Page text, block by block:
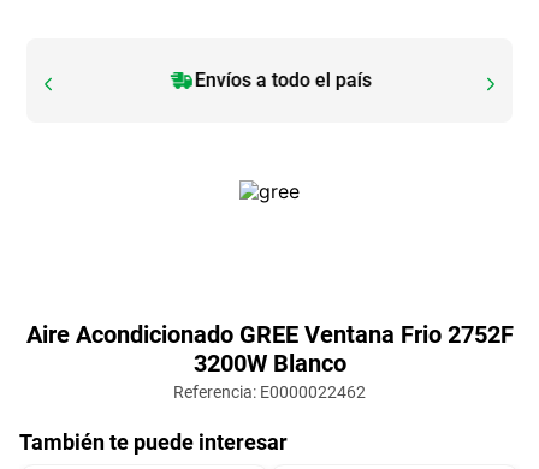
Envíos a todo el país
Aire Acondicionado GREE Ventana Frio 2752F
3200W Blanco
Referencia: E0000022462
También te puede interesar